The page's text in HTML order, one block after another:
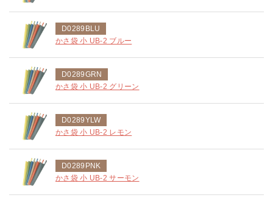
D0289BLU
かさ袋 小 UB-2 ブルー
D0289GRN
かさ袋 小 UB-2 グリーン
D0289YLW
かさ袋 小 UB-2 レモン
D0289PNK
かさ袋 小 UB-2 サーモン